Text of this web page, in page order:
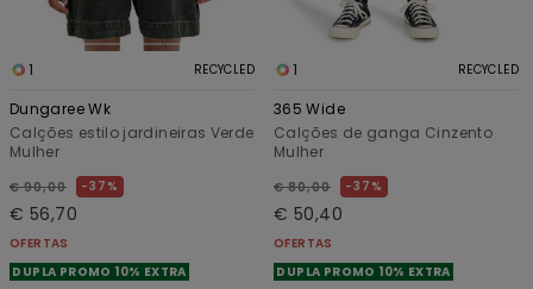
1 RECYCLED
Dungaree Wk
Calções estilo jardineiras Verde
Mulher
€ 90,00 37%
€ 56,70
OFERTAS
DUPLA PROMO 10% EXTRA
1 RECYCLED
365 Wide
Calções de ganga Cinzento
Mulher
€ 80,00 37%
€ 50,40
OFERTAS
DUPLA PROMO 10% EXTRA